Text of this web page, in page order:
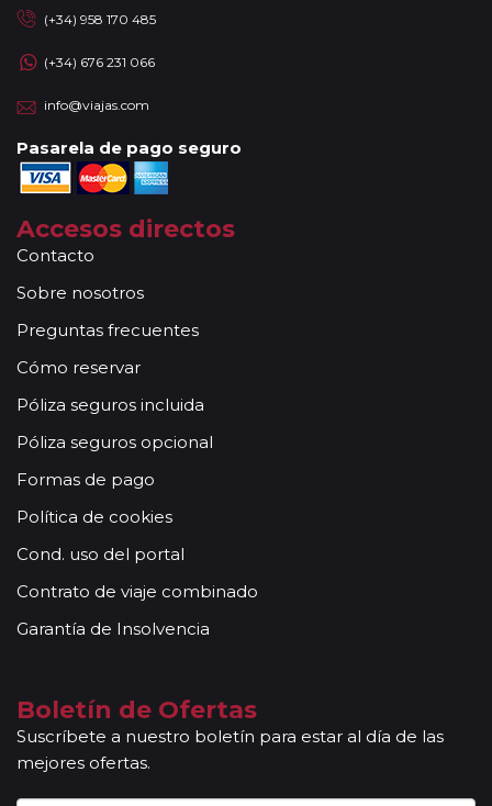
(+34) 958 170 485
(+34) 676 231 066
info@viajas.com
Pasarela de pago seguro
Accesos directos
Contacto
Sobre nosotros
Preguntas frecuentes
Cómo reservar
Póliza seguros incluida
Póliza seguros opcional
Formas de pago
Política de cookies
Cond. uso del portal
Contrato de viaje combinado
Garantía de Insolvencia
Boletín de Ofertas
Suscríbete a nuestro boletín para estar al día de las
mejores ofertas.